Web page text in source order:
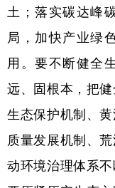
土；落实碳达峰
局，加快产业绿
用。要不断健全
远、固根本，把
生态保护机制、
质量发展机制、
动环境治理体系